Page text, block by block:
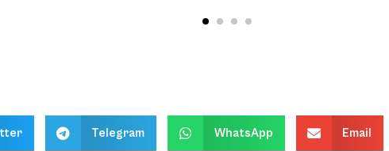
Telegram WhatsApp Email